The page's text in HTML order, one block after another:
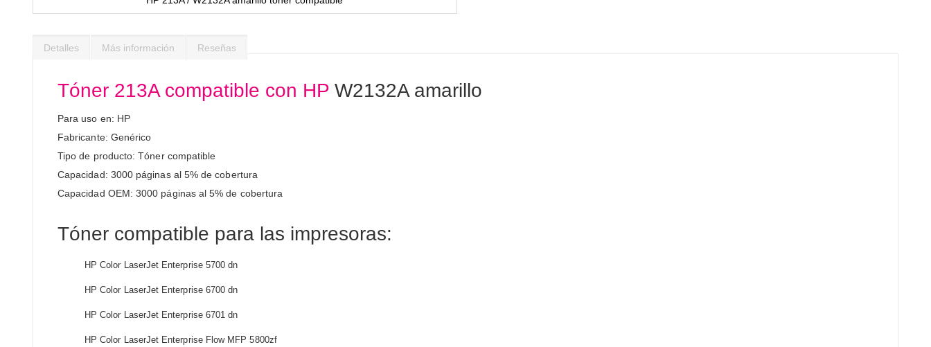
comienzo
imágenes
Detalles
Tóner 213A compatible con HP W2132A amarillo
Para uso en: HP
Fabricante: Genérico
Tipo de producto: Tóner compatible
Capacidad: 3000 páginas al 5% de cobertura
Capacidad OEM: 3000 páginas al 5% de cobertura
Tóner compatible para las impresoras:
HP Color LaserJet Enterprise 5700 dn
HP Color LaserJet Enterprise 6700 dn
HP Color LaserJet Enterprise 6701 dn
HP Color LaserJet Enterprise Flow MFP 5800zf
Más información Reseñas